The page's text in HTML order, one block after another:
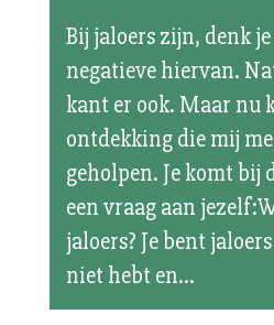
Bij jaloers zijn, denk
negatieve hiervan.
kant er ook. Maar nu
ontdekking die mij
geholpen. Je komt bij
een vraag aan
jaloers? Je bent
niet hebt en...